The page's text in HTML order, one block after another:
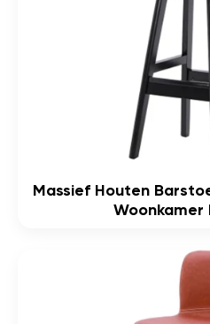
Massief Houten
Woonkamer